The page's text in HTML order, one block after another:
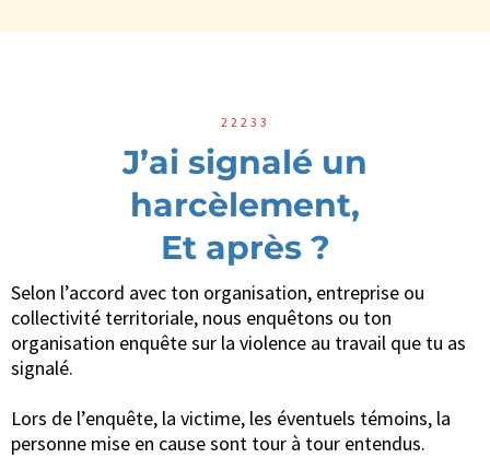
22233
J’ai signalé un
harcèlement,
Et après ?
Selon l’accord avec ton organisation, entreprise ou
collectivité territoriale, nous enquêtons ou ton
organisation enquête sur la violence au travail que tu as
signalé.
Lors de l’enquête, la victime, les éventuels témoins, la
personne mise en cause sont tour à tour entendus.